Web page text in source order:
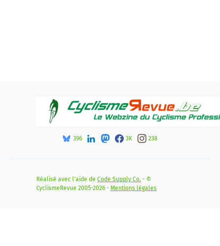
396 3K 238
Réalisé avec l'aide de Code Supply Co. - ©
CyclismeRevue 2005-2026 - Mentions légales